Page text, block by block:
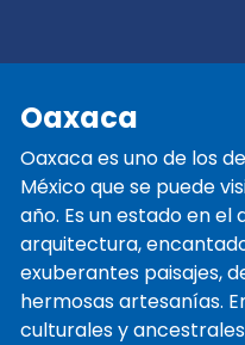
Simplemente
normalmente se
de la entrega y
llegue. ¡Estará en
antes de que se de
Oaxaca
Oaxaca es uno de los
México que se puede
año. Es un estado en el
arquitectura,
exuberantes paisajes,
hermosas artesanías.
culturales y